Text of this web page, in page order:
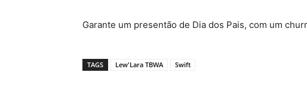
Garante um presentão de Dia dos Pais, com um
TAGS Lew'Lara TBWA Swift